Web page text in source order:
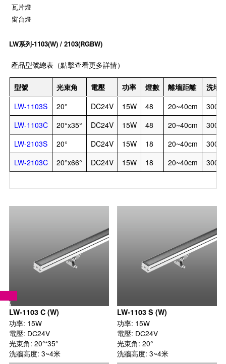
瓦片燈
窗台燈
LW系列-1103(W) / 2103(RGBW)
產品型號總表（點擊查看更多詳情）
型號 光束角 電壓 功率 燈數 離墻距離
洗墻
LW-1103S
20° DC24V 15W 48 20~40cm
LW-1103C
20°x35° DC24V 15W 48 20~40cm
LW-2103S
20° DC24V 15W 18 20~40cm
LW-2103C
20°x66° DC24V 15W 18 20~40cm
LW-1103 C (W)
功率: 15W
電壓: DC24V
光束角: 20°*35°
洗牆高度: 3~4米
LW-1103 S (W)
功率: 15W
電壓: DC24V
光束角: 20°
洗牆高度: 3~4米